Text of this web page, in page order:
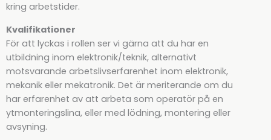
kring arbetstider.
Kvalifikationer
För att lyckas i rollen ser vi gärna att du har en
utbildning inom elektronik/teknik, alternativt
motsvarande arbetslivserfarenhet inom elektronik,
mekanik eller mekatronik. Det är meriterande om du
har erfarenhet av att arbeta som operatör på en
ytmonteringslina, eller med lödning, montering eller
avsyning.